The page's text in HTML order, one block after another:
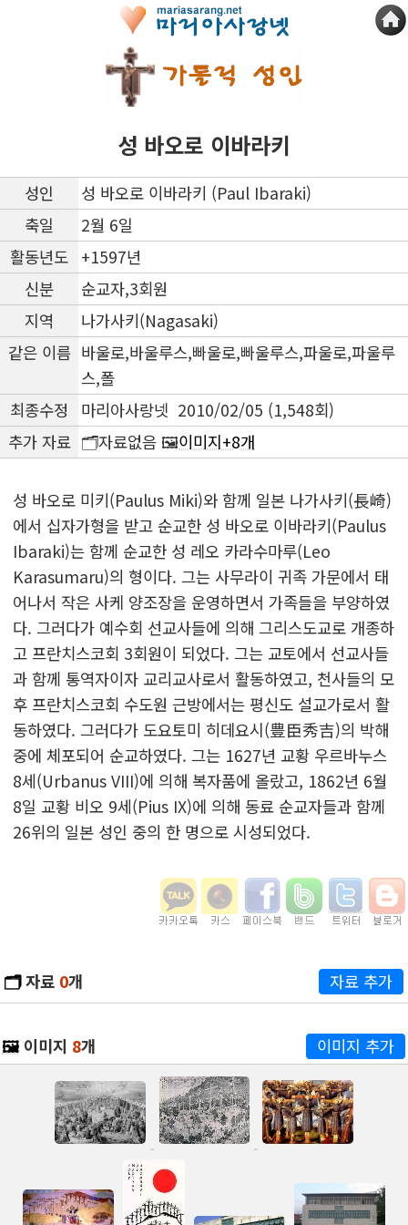
성 바오로 이바라키
성인
성 바오로 이바라키 (Paul Ibaraki)
축일
2월 6일
활동년도 +1597년
신분
순교자,3회원
지역
나가사키(Nagasaki)
같은 이름 바울로,바울루스,빠울로,빠울루스,파울로,파울루
스,폴
최종수정
마리아사랑넷 2010/02/05 (1,548회)
추가 자료 🗂️자료없음 🖼️이미지+8개
성 바오로 미키(Paulus Miki)와 함께 일본 나가사키(長崎)
에서 십자가형을 받고 순교한 성 바오로 이바라키(Paulus
Ibaraki)는 함께 순교한 성 레오 카라수마루(Leo
Karasumaru)의 형이다. 그는 사무라이 귀족 가문에서 태
어나서 작은 사케 양조장을 운영하면서 가족들을 부양하였
다. 그러다가 예수회 선교사들에 의해 그리스도교로 개종하
고 프란치스코회 3회원이 되었다. 그는 교토에서 선교사들
과 함께 통역자이자 교리교사로서 활동하였고, 천사들의 모
후 프란치스코회 수도원 근방에서는 평신도 설교가로서 활
동하였다. 그러다가 도요토미 히데요시(豊臣秀吉)의 박해
중에 체포되어 순교하였다. 그는 1627년 교황 우르바누스
8세(Urbanus VIII)에 의해 복자품에 올랐고, 1862년 6월
8일 교황 비오 9세(Pius IX)에 의해 동료 순교자들과 함께
26위의 일본 성인 중의 한 명으로 시성되었다.
🗂️자료 0개 자료 추가
🖼️ 이미지 8개 이미지 추가